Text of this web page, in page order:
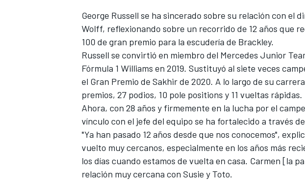
FÓRMULA E
George Russell se ha sincerado sobre su relación con el
Wolff, reflexionando sobre un recorrido de 12 años que
100 de gran premio para la escudería de Brackley.
Russell se convirtió en miembro del Mercedes Junior
Fórmula 1 Williams en 2019. Sustituyó al siete veces
el Gran Premio de Sakhir de 2020. A lo largo de su
premios, 27 podios, 10 pole positions y 11 vueltas rápidas.
Ahora, con 28 años y firmemente en la lucha por el
vínculo con el jefe del equipo se ha fortalecido a través
"Ya han pasado 12 años desde que nos conocemos",
vuelto muy cercanos, especialmente en los años más
los días cuando estamos de vuelta en casa. Carmen [la
relación muy cercana con Susie y Toto.